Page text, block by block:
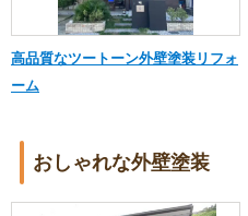
高品質なツートーン外壁塗装リフォ
ーム
おしゃれな外壁塗装